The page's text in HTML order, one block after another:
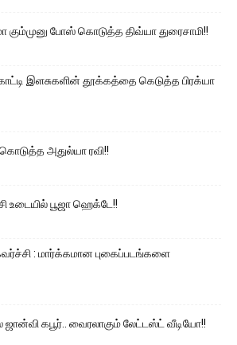
கும்முனு போஸ் கொடுத்த திவ்யா துரைசாமி!!
இளசுகளின் தூக்கத்தை கெடுத்த பிரக்யா
அதுல்யா ரவி!!
உடையில் பூஜா ஹெக்டே!!
: மார்க்கமான புகைப்படங்களை
ஜான்வி கபூர்.. வைரலாகும் லேட்டஸ்ட் வீடியோ!!